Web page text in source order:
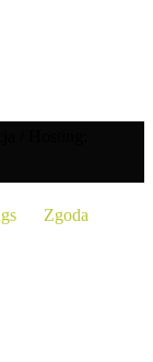
Zgoda